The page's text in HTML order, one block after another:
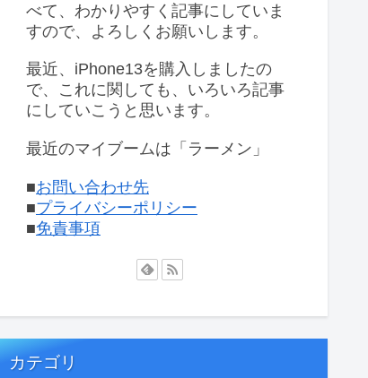
べて、わかりやすく記事にしていま
すので、よろしくお願いします。
最近、iPhone13を購入しましたの
で、これに関しても、いろいろ記事
にしていこうと思います。
最近のマイブームは「ラーメン」
■お問い合わせ先
■プライバシーポリシー
■免責事項
カテゴリ